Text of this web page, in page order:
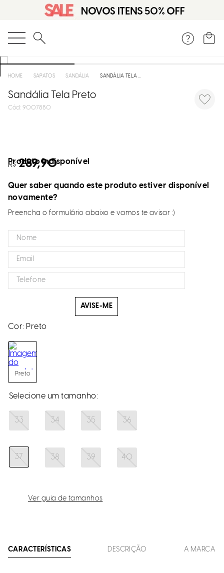
O que você está procurando?
SAPATOS SANDÁLIA SANDÁLIA TELA PRETO
Sandália Tela Preto
: 9007880
R$ 289,90
Produto indisponível
Quer saber quando este produto estiver disponível
novamente?
Preencha o formulário abaixo e vamos te avisar :)
AVISE-ME
Cor: Preto
Preto
33 34 35 36
37 38 39 40
Ver guia de tamanhos
CARACTERÍSTICAS DESCRIÇÃO A MARCA